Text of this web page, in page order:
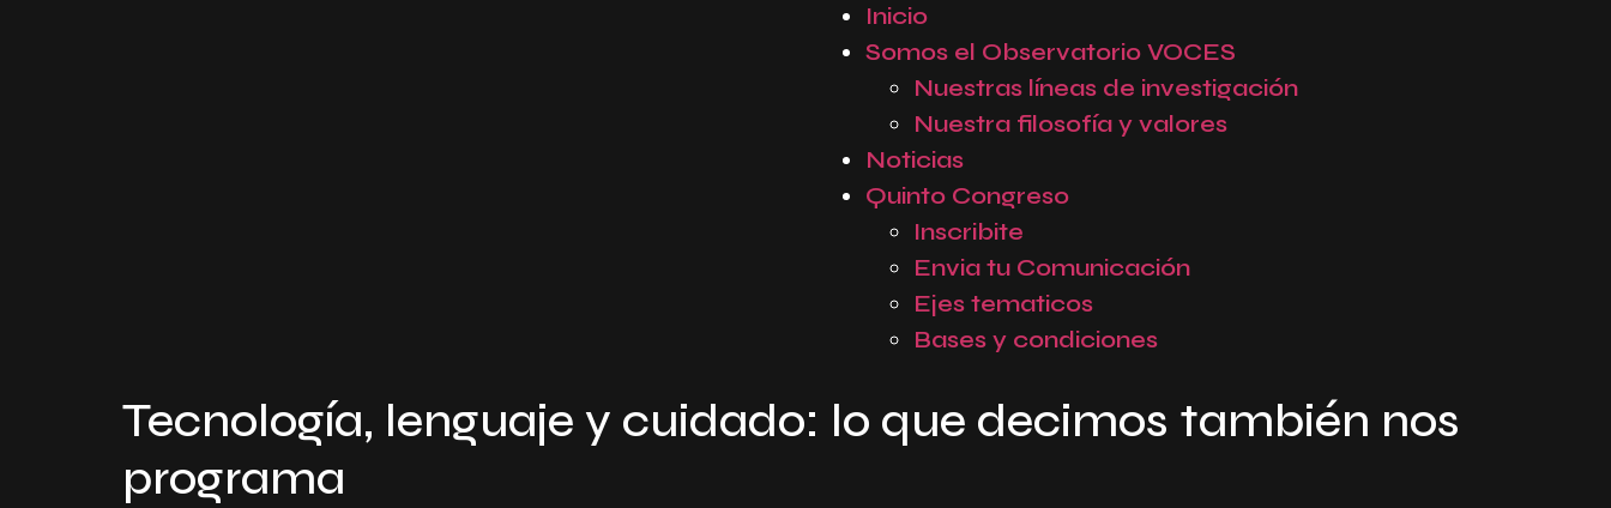
Inicio
Somos el Observatorio VOCES
Nuestras líneas de investigación
Nuestra filosofía y valores
Noticias
Quinto Congreso
Inscribite
Envia tu Comunicación
Ejes tematicos
Bases y condiciones
Tecnología, lenguaje y cuidado: lo que decimos también nos
programa